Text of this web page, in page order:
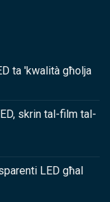
ta 'kwalità għolja
skrin tal-film tal-
LED għal